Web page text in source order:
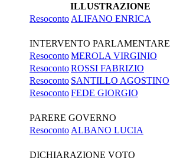
ILLUSTRAZIONE
Resoconto ALIFANO ENRICA
INTERVENTO PARLAMENTARE
ResocontoMEROLA VIRGINIO
ResocontoROSSI FABRIZIO
Resoconto SANTILLO AGOSTINO
ResocontoFEDE GIORGIO
PARERE GOVERNO
Resoconto ALBANO LUCIA
DICHIARAZIONE VOTO